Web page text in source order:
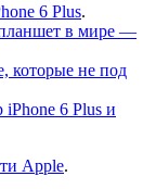
6 Plus.
планшет в мире —
которые не под
iPhone 6 Plus и
Apple.